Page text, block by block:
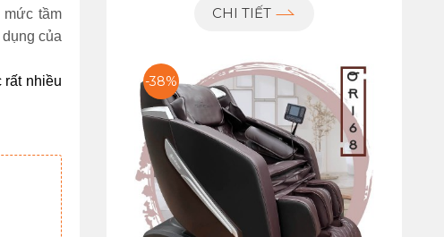
mức tầm
của
nhiều
CHI TIẾT
-38%